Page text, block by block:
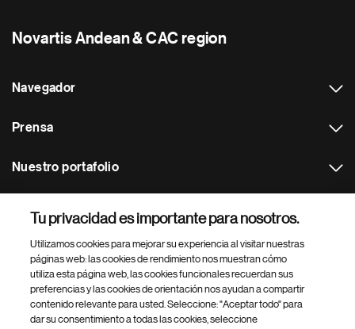
Novartis Andean & CAC region
Navegador
Prensa
Nuestro portafolio
Footer Site Search
Tu privacidad es importante para nosotros.
Utilizamos cookies para mejorar su experiencia al visitar nuestras
páginas web: las cookies de rendimiento nos muestran cómo
utiliza esta página web, las cookies funcionales recuerdan sus
preferencias y las cookies de orientación nos ayudan a compartir
contenido relevante para usted. Seleccione: "Aceptar todo" para
dar su consentimiento a todas las cookies, seleccione